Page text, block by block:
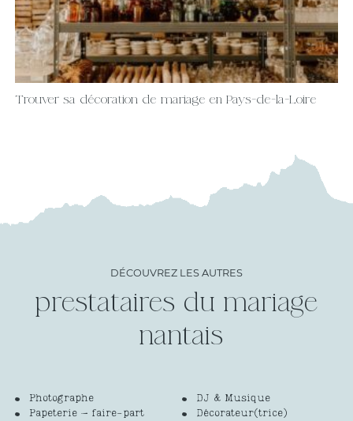
Trouver sa décoration de mariage en Pays-de-la-Loire
DÉCOUVREZ LES AUTRES
prestataires du mariage
Photographe
Papeterie – faire-part
DJ & Musique
Décorateur(trice)